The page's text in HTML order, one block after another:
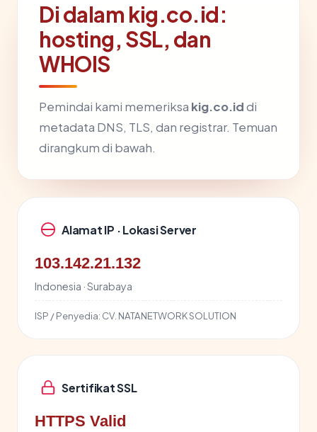
Di dalam kig.co.id:
hosting, SSL, dan
WHOIS
Pemindai kami memeriksa kig.co.iddi
metadata DNS, TLS, dan registrar. Temuan
dirangkum di bawah.
Alamat IP · Lokasi Server
103.142.21.132
Indonesia · Surabaya
ISP / Penyedia: CV. NATANETWORK SOLUTION
Sertifikat SSL
HTTPS Valid